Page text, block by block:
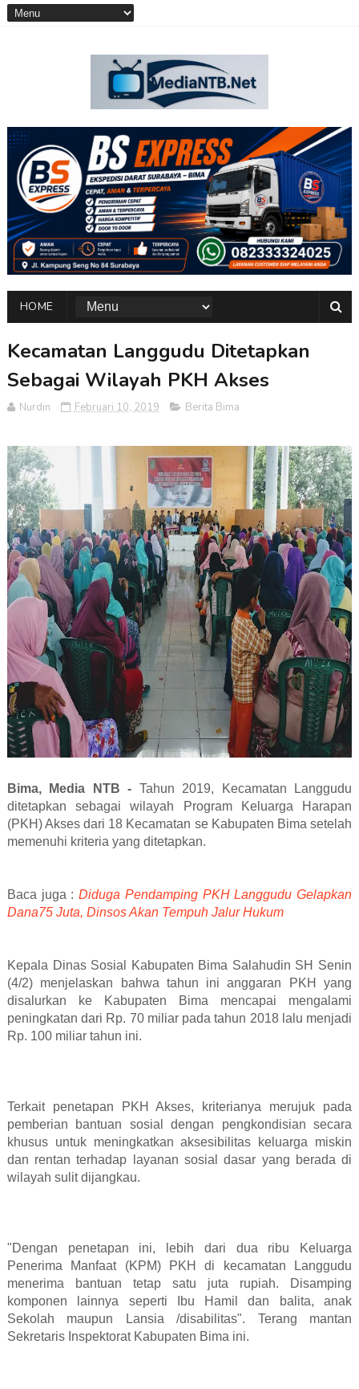
HOME
Kecamatan Langgudu Ditetapkan
Sebagai Wilayah PKH Akses
Nurdin Februari 10, 2019 Berita Bima
Bima, Media NTB - Tahun 2019, Kecamatan Langgudu
ditetapkan sebagai wilayah Program Keluarga Harapan
(PKH) Akses dari 18 Kecamatan se Kabupaten Bima setelah
memenuhi kriteria yang ditetapkan.
Baca juga :Diduga Pendamping PKH Langgudu Gelapkan
Dana75 Juta, Dinsos Akan Tempuh Jalur Hukum
Kepala Dinas Sosial Kabupaten Bima Salahudin SH Senin
(4/2) menjelaskan bahwa tahun ini anggaran PKH yang
disalurkan ke Kabupaten Bima mencapai mengalami
peningkatan dari Rp. 70 miliar pada tahun 2018 lalu menjadi
Rp. 100 miliar tahun ini.
Terkait penetapan PKH Akses, kriterianya merujuk pada
pemberian bantuan sosial dengan pengkondisian secara
khusus untuk meningkatkan aksesibilitas keluarga miskin
dan rentan terhadap layanan sosial dasar yang berada di
wilayah sulit dijangkau.
"Dengan penetapan ini, lebih dari dua ribu Keluarga
Penerima Manfaat (KPM) PKH di kecamatan Langgudu
menerima bantuan tetap satu juta rupiah. Disamping
komponen lainnya seperti Ibu Hamil dan balita, anak
Sekolah maupun Lansia /disabilitas". Terang mantan
Sekretaris Inspektorat Kabupaten Bima ini.